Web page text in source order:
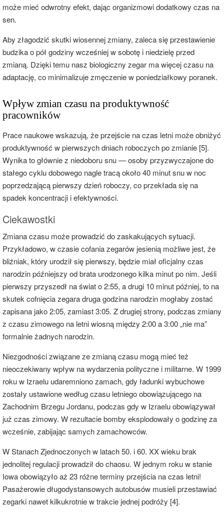
może mieć odwrotny efekt, dając organizmowi dodatkowy czas na
sen.
Aby złagodzić skutki wiosennej zmiany, zaleca się przestawienie
budzika o pół godziny wcześniej w sobotę i niedzielę przed
zmianą. Dzięki temu nasz biologiczny zegar ma więcej czasu na
adaptację, co minimalizuje zmęczenie w poniedziałkowy poranek.
Wpływ zmian czasu na produktywność
pracowników
Prace naukowe wskazują, że przejście na czas letni może obniżyć
produktywność w pierwszych dniach roboczych po zmianie [5].
Wynika to głównie z niedoboru snu — osoby przyzwyczajone do
stałego cyklu dobowego nagle tracą około 40 minut snu w noc
poprzedzającą pierwszy dzień roboczy, co przekłada się na
spadek koncentracji i efektywności.
Ciekawostki
Zmiana czasu może prowadzić do zaskakujących sytuacji.
Przykładowo, w czasie cofania zegarów jesienią możliwe jest, że
bliźniak, który urodził się pierwszy, będzie miał oficjalny czas
narodzin późniejszy od brata urodzonego kilka minut po nim. Jeśli
pierwszy przyszedł na świat o 2:55, a drugi 10 minut później, to na
skutek cofnięcia zegara druga godzina narodzin mogłaby zostać
zapisana jako 2:05, zamiast 3:05. Z drugiej strony, podczas zmiany
z czasu zimowego na letni wiosną między 2:00 a 3:00 „nie ma”
formalnie żadnych narodzin.
Niezgodności związane ze zmianą czasu mogą mieć też
nieoczekiwany wpływ na wydarzenia polityczne i militarne. W 1999
roku w Izraelu udaremniono zamach, gdy ładunki wybuchowe
zostały ustawione według czasu letniego obowiązującego na
Zachodnim Brzegu Jordanu, podczas gdy w Izraelu obowiązywał
już czas zimowy. W rezultacie bomby eksplodowały o godzinę za
wcześnie, zabijając samych zamachowców.
W Stanach Zjednoczonych w latach 50. i 60. XX wieku brak
jednolitej regulacji prowadził do chaosu. W jednym roku w stanie
Iowa obowiązyło aż 23 różne terminy przejścia na czas letni!
Pasażerowie długodystansowych autobusów musieli przestawiać
zegarki nawet kilkukrotnie w trakcie jednej podróży [4].